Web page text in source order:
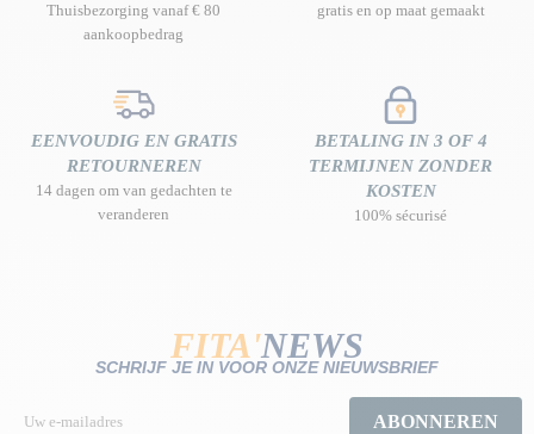
Thuisbezorging vanaf € 80
aankoopbedrag
gratis en op maat gemaakt
EENVOUDIG EN GRATIS
RETOURNEREN
14 dagen om van gedachten te
veranderen
BETALING IN 3 OF 4
TERMIJNEN ZONDER
KOSTEN
100% sécurisé
FITA'NEWS
SCHRIJF JE IN VOOR ONZE NIEUWSBRIEF
ABONNEREN